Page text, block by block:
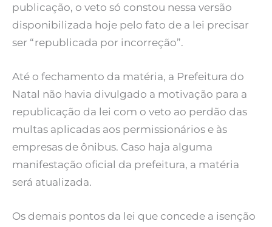
publicação, o veto só constou nessa versão
disponibilizada hoje pelo fato de a lei precisar
ser “republicada por incorreção”.
Até o fechamento da matéria, a Prefeitura do
Natal não havia divulgado a motivação para a
republicação da lei com o veto ao perdão das
multas aplicadas aos permissionários e às
empresas de ônibus. Caso haja alguma
manifestação oficial da prefeitura, a matéria
será atualizada.
Os demais pontos da lei que concede a isenção